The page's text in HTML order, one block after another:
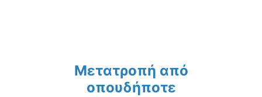
Μετατροπή από
οπουδήποτε